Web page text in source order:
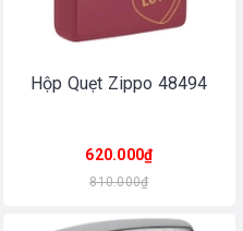
Hộp Quẹt Zippo 48494
620.000₫
810.000₫